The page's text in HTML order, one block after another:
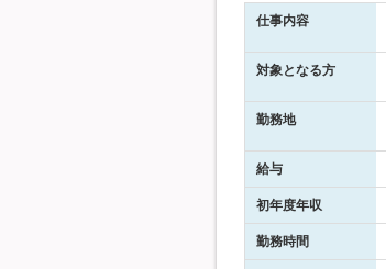
仕事内容
対象となる方
勤務地
給与
初年度年収
勤務時間